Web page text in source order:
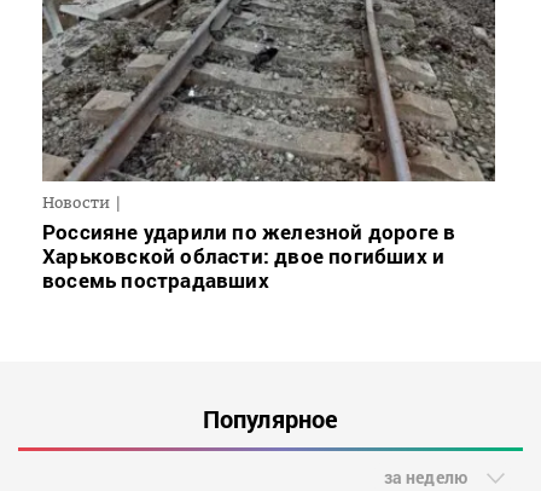
Новости
Россияне ударили по железной дороге в
Харьковской области: двое погибших и
восемь пострадавших
Популярное
за неделю